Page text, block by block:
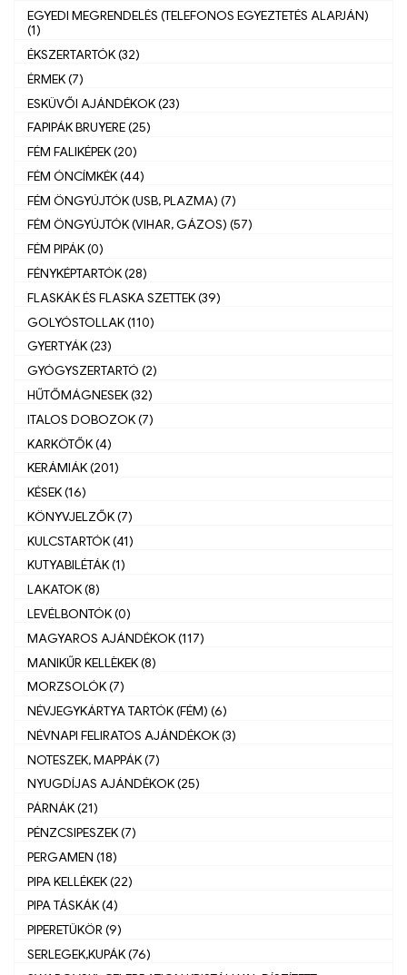
EGYEDI MEGRENDELÉS (TELEFONOS EGYEZTETÉS ALAPJÁN)
(1)
ÉKSZERTARTÓK (32)
ÉRMEK (7)
ESKÜVŐI AJÁNDÉKOK (23)
FAPIPÁK BRUYERE (25)
FÉM FALIKÉPEK (20)
FÉM ÓNCÍMKÉK (44)
FÉM ÖNGYÚJTÓK (USB, PLAZMA) (7)
FÉM ÖNGYÚJTÓK (VIHAR, GÁZOS) (57)
FÉM PIPÁK (0)
FÉNYKÉPTARTÓK (28)
FLASKÁK ÉS FLASKA SZETTEK (39)
GOLYÓSTOLLAK (110)
GYERTYÁK (23)
GYÓGYSZERTARTÓ (2)
HŰTŐMÁGNESEK (32)
ITALOS DOBOZOK (7)
KARKÖTŐK (4)
KERÁMIÁK (201)
KÉSEK (16)
KÖNYVJELZŐK (7)
KULCSTARTÓK (41)
KUTYABILÉTÁK (1)
LAKATOK (8)
LEVÉLBONTÓK (0)
MAGYAROS AJÁNDÉKOK (117)
MANIKŰR KELLÈKEK (8)
MORZSOLÓK (7)
NÉVJEGYKÁRTYA TARTÓK (FÉM) (6)
NÉVNAPI FELIRATOS AJÁNDÉKOK (3)
NOTESZEK, MAPPÁK (7)
NYUGDÍJAS AJÁNDÉKOK (25)
PÁRNÁK (21)
PÉNZCSIPESZEK (7)
PERGAMEN (18)
PIPA KELLÉKEK (22)
PIPA TÁSKÁK (4)
PIPERETÜKÖR (9)
SERLEGEK,KUPÁK (76)